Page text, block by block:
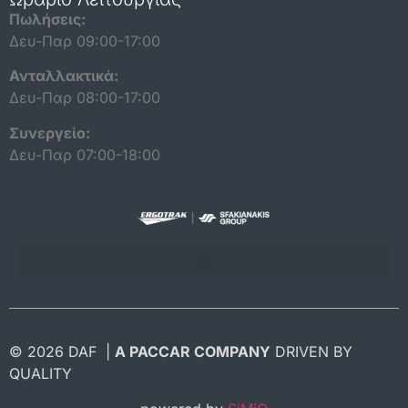
Πωλήσεις:
Δευ-Παρ 09:00-17:00
Ανταλλακτικά:
Δευ-Παρ 08:00-17:00
Συνεργείο:
Δευ-Παρ 07:00-18:00
© 2026 DAF | A PACCAR COMPANY DRIVEN BY
QUALITY